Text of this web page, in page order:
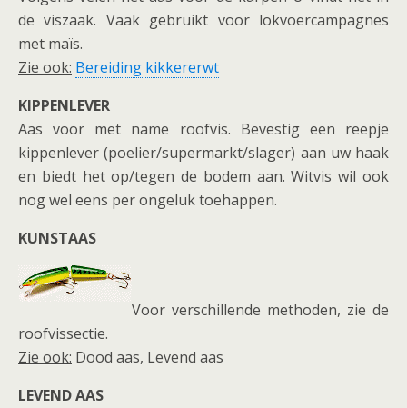
de viszaak. Vaak gebruikt voor lokvoercampagnes
met maïs.
Zie ook: Bereiding kikkererwt
KIPPENLEVER
Aas voor met name roofvis. Bevestig een reepje
kippenlever (poelier/supermarkt/slager) aan uw haak
en biedt het op/tegen de bodem aan. Witvis wil ook
nog wel eens per ongeluk toehappen.
KUNSTAAS
Voor verschillende methoden, zie de
roofvissectie.
Zie ook: Dood aas, Levend aas
LEVEND AAS